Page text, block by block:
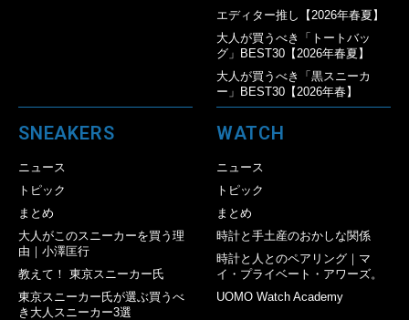
エディター推し【2026年春夏】
大人が買うべき「トートバッ
グ」BEST30【2026年春夏】
大人が買うべき「黒スニーカ
ー」BEST30【2026年春】
SNEAKERS
ニュース
トピック
まとめ
大人がこのスニーカーを買う理
由｜小澤匡行
教えて！ 東京スニーカー氏
東京スニーカー氏が選ぶ買うべ
き大人スニーカー3選
WATCH
ニュース
トピック
まとめ
時計と手土産のおかしな関係
時計と人とのペアリング｜マ
イ・プライベート・アワーズ。
UOMO Watch Academy